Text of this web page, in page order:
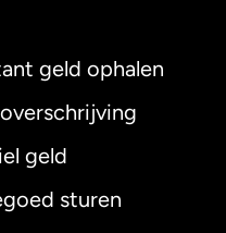
geld ophalen
geld
sturen